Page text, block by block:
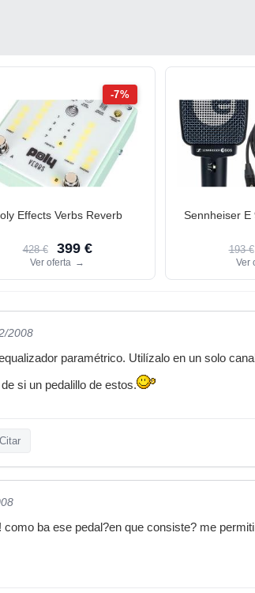
-7%
Effects Verbs Reverb
428 € 399 €
Ver oferta →
Sennheiser E
193 €
Ver
2008
paramétrico. Utilízalo en un solo
si un pedalillo de estos.
Citar
como ba ese pedal?en que consiste? me